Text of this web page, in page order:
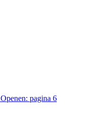
Openen: pagina 6